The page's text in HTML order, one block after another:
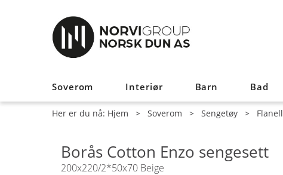
Soverom Interiør Barn Bad
Her er du nå: Hjem > Soverom > Sengetøy > Flanell
Borås Cotton Enzo sengesett
200x220/2*50x70 Beige